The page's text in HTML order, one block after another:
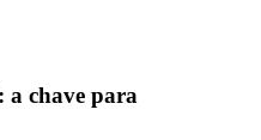
a chave para